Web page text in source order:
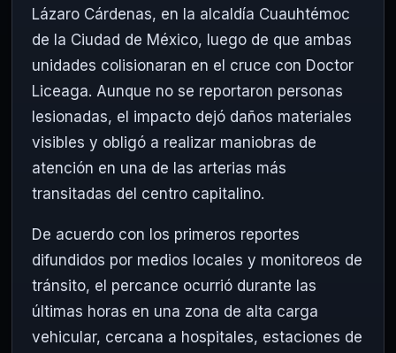
Lázaro Cárdenas, en la alcaldía Cuauhtémoc
de la Ciudad de México, luego de que ambas
unidades colisionaran en el cruce con Doctor
Liceaga. Aunque no se reportaron personas
lesionadas, el impacto dejó daños materiales
visibles y obligó a realizar maniobras de
atención en una de las arterias más
transitadas del centro capitalino.
De acuerdo con los primeros reportes
difundidos por medios locales y monitoreos de
tránsito, el percance ocurrió durante las
últimas horas en una zona de alta carga
vehicular, cercana a hospitales, estaciones de